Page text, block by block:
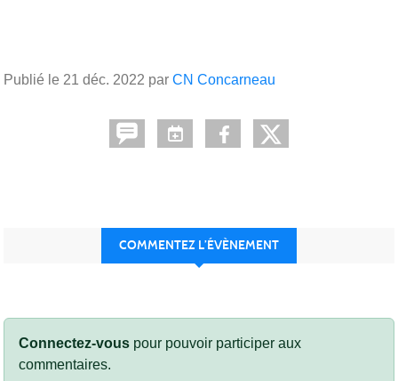
Publié le 21 déc. 2022 par CN Concarneau
COMMENTEZ L’ÉVÈNEMENT
Connectez-vous pour pouvoir participer aux
commentaires.